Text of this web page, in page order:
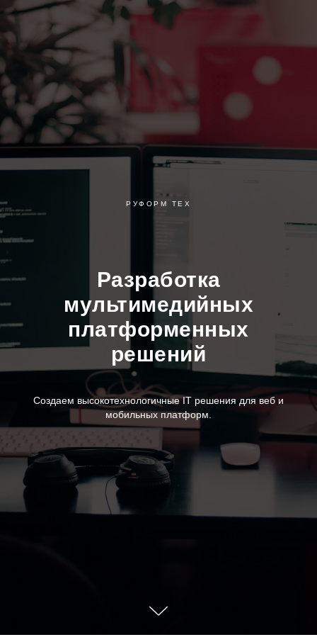
РУФОРМ ТЕХ
Разработка
мультимедийных
платформенных
решений
Создаем высокотехнологичные IT решения для веб и
мобильных платформ.